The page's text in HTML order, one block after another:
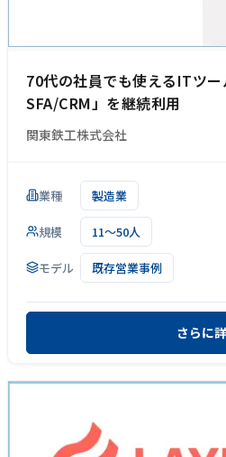
70代の社員でも使えるITツー
SFA/CRM」を継続利用
関東鉄工株式会社
業種 製造業
規模 11～50人
モデル 既存営業事例
さらに